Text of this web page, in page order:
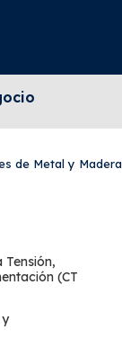
de Metal y Madera
Tensión,
(CT